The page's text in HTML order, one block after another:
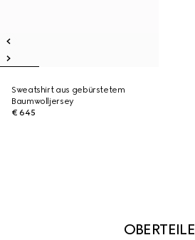
Sweatshirt aus gebürstetem
Baumwolljersey
€ 645
OBERTEILE